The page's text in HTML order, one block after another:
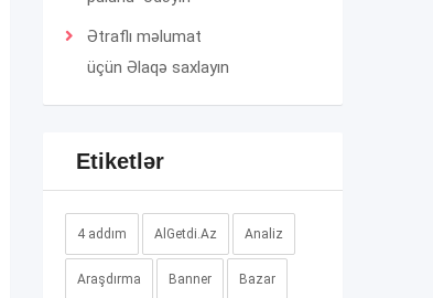
Ətraflı məlumat
üçün Əlaqə saxlayın
Etiketlər
4 addım AlGetdi.Az Analiz
Araşdırma Banner Bazar